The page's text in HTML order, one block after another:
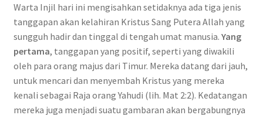
Warta Injil hari ini mengisahkan setidaknya ada tiga jenis
tanggapan akan kelahiran Kristus Sang Putera Allah yang
sungguh hadir dan tinggal di tengah umat manusia. Yang
pertama, tanggapan yang positif, seperti yang diwakili
oleh para orang majus dari Timur. Mereka datang dari jauh,
untuk mencari dan menyembah Kristus yang mereka
kenali sebagai Raja orang Yahudi (lih. Mat 2:2). Kedatangan
mereka juga menjadi suatu gambaran akan bergabungnya